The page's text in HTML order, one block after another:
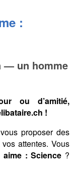
:
— un homme
ou d’amitié,
!
proposer des
attentes. Vous
: Science ?